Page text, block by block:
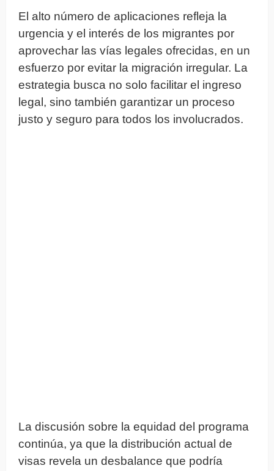
El alto número de aplicaciones refleja la
urgencia y el interés de los migrantes por
aprovechar las vías legales ofrecidas, en un
esfuerzo por evitar la migración irregular. La
estrategia busca no solo facilitar el ingreso
legal, sino también garantizar un proceso
justo y seguro para todos los involucrados.
La discusión sobre la equidad del programa
continúa, ya que la distribución actual de
visas revela un desbalance que podría